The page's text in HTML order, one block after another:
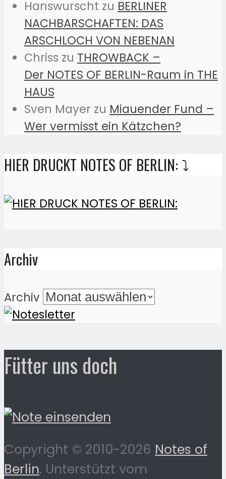
Hanswurscht zu BERLINER
NACHBARSCHAFTEN: DAS
ARSCHLOCH VON NEBENAN
Chriss zu THROWBACK –
Der NOTES OF BERLIN-Raum in THE
HAUS
Sven Mayer zu Miauender Fund –
Wer vermisst ein Kätzchen?
HIER DRUCKT NOTES OF BERLIN: ⤵️
Archiv
Archiv
Fütter uns doch
Copyright © 2010-2026 Notes of
Berlin. Unterstützt vom